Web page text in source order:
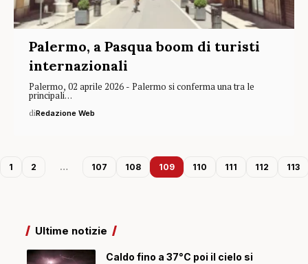
Palermo, a Pasqua boom di turisti
internazionali
Palermo, 02 aprile 2026 - Palermo si conferma una tra le
principali…
diRedazione Web
1 2 … 107 108 109 110 111 112 113
Ultime notizie
Caldo fino a 37°C poi il cielo si